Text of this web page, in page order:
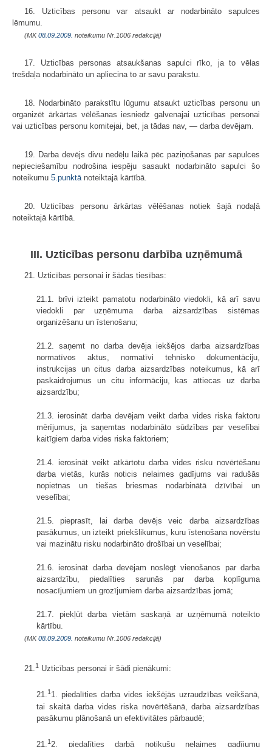
16. Uzticības personu var atsaukt ar nodarbināto sapulces
lēmumu.
(MK08.09.2009. noteikumu Nr.1006 redakcijā)
17. Uzticības personas atsaukšanas sapulci rīko, ja to vēlas
trešdaļa nodarbināto un apliecina to ar savu parakstu.
18. Nodarbināto parakstītu lūgumu atsaukt uzticības personu un
organizēt ārkārtas vēlēšanas iesniedz galvenajai uzticības personai
vai uzticības personu komitejai, bet, ja tādas nav, — darba devējam.
19. Darba devējs divu nedēļu laikā pēc paziņošanas par sapulces
nepieciešamību nodrošina iespēju sasaukt nodarbināto sapulci šo
noteikumu 5.punktānoteiktajā kārtībā.
20. Uzticības personu ārkārtas vēlēšanas notiek šajā nodaļā
noteiktajā kārtībā.
III. Uzticības personu darbība uzņēmumā
21. Uzticības personai ir šādas tiesības:
21.1. brīvi izteikt pamatotu nodarbināto viedokli, kā arī savu
viedokli par uzņēmuma darba aizsardzības sistēmas
organizēšanu un īstenošanu;
21.2. saņemt no darba devēja iekšējos darba aizsardzības
normatīvos aktus, normatīvi tehnisko dokumentāciju,
instrukcijas un citus darba aizsardzības noteikumus, kā arī
paskaidrojumus un citu informāciju, kas attiecas uz darba
aizsardzību;
21.3. ierosināt darba devējam veikt darba vides riska faktoru
mērījumus, ja saņemtas nodarbināto sūdzības par veselībai
kaitīgiem darba vides riska faktoriem;
21.4. ierosināt veikt atkārtotu darba vides risku novērtēšanu
darba vietās, kurās noticis nelaimes gadījums vai radušās
nopietnas un tiešas briesmas nodarbinātā dzīvībai un
veselībai;
21.5. pieprasīt, lai darba devējs veic darba aizsardzības
pasākumus, un izteikt priekšlikumus, kuru īstenošana novērstu
vai mazinātu risku nodarbināto drošībai un veselībai;
21.6. ierosināt darba devējam noslēgt vienošanos par darba
aizsardzību, pie­dalīties sarunās par darba koplīguma
nosacījumiem un grozījumiem darba aizsardzības jomā;
21.7. piekļūt darba vietām saskaņā ar uzņēmumā noteikto
kārtību.
(MK08.09.2009. noteikumu Nr.1006 redakcijā)
21.1 Uzticības personai ir šādi pienākumi:
21.1 1. piedalīties darba vides iekšējās uzraudzības veikšanā,
tai skaitā darba vides riska novērtēšanā, darba aizsardzības
pasākumu plānošanā un efektivitātes pārbaudē;
21. 1 2. piedalīties darbā notikušu nelaimes gadījumu